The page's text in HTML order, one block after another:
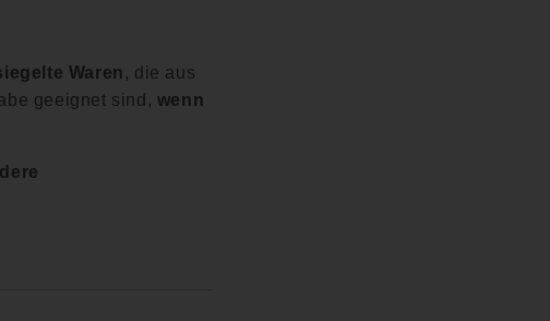
Waren , die aus
geeignet sind, wenn